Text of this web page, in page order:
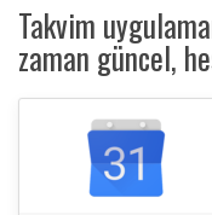
Takvim
zaman güncel,